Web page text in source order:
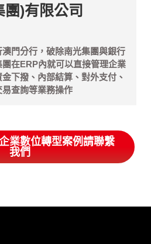
團)有限公司
門分行，破除南光集團與銀行
在ERP內就可以直接管理企業
下撥、內部結算、對外支付、
易查詢等業務操作
業數位轉型案例請聯繫
我們